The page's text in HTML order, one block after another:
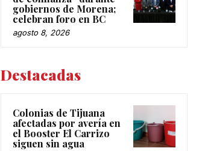
gobiernos de Morena;
celebran foro en BC
agosto 8, 2026
Destacadas
Colonias de Tijuana
afectadas por avería en
el Booster El Carrizo
siguen sin agua